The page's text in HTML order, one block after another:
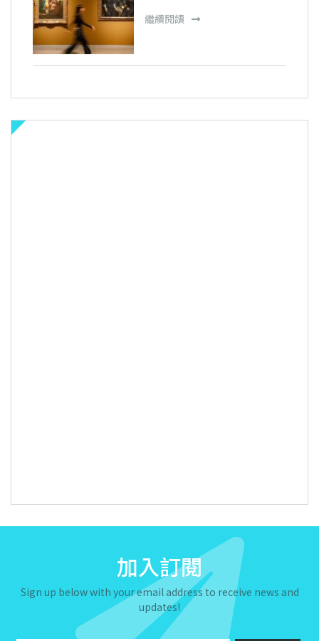
繼續閱讀
加入訂閱
Sign up below with your email address to receive news and
updates!